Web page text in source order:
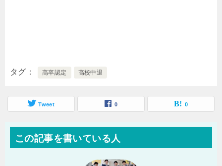
タグ 高卒認定 高校中退
Tweet 0 0
この記事を書いている人